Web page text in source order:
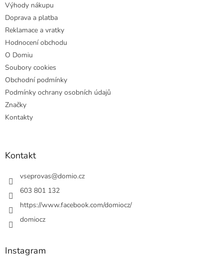
Výhody nákupu
Doprava a platba
Reklamace a vratky
Hodnocení obchodu
O Domiu
Soubory cookies
Obchodní podmínky
Podmínky ochrany osobních údajů
Značky
Kontakty
Kontakt
vseprovas@domio.cz
603 801 132
https://www.facebook.com/domiocz/
domiocz
Instagram